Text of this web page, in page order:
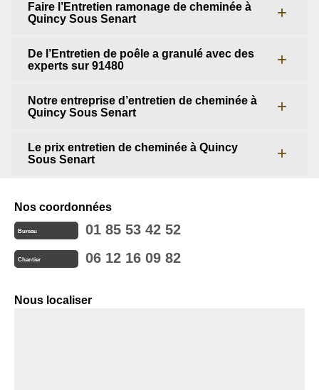
Faire l’Entretien ramonage de cheminée à
Quincy Sous Senart
De l’Entretien de poêle a granulé avec des
experts sur 91480
Notre entreprise d’entretien de cheminée à
Quincy Sous Senart
Le prix entretien de cheminée à Quincy
Sous Senart
Nos coordonnées
Bureau 01 85 53 42 52
Chantier 06 12 16 09 82
Nous localiser